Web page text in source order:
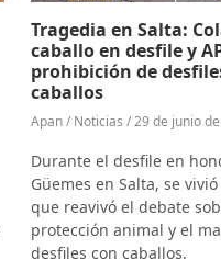
Tragedia en Salta:
caballo en desfile y
prohibición de
caballos
Apan / Noticias / 29 de junio
Durante el desfile en
Güemes en Salta, se
que reavivó el debate
protección animal y el
desfiles con caballos.